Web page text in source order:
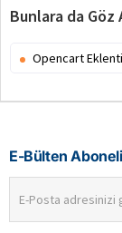
Bunlara da Göz
Opencart
E-Bülten
Posta
adresinizi